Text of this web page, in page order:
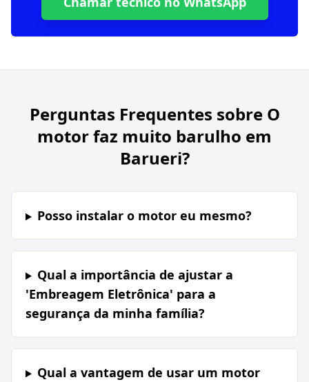
Perguntas Frequentes sobre O
motor faz muito barulho em
Barueri?
Posso instalar o motor eu mesmo?
Qual a importância de ajustar a
'Embreagem Eletrônica' para a
segurança da minha família?
Qual a vantagem de usar um motor